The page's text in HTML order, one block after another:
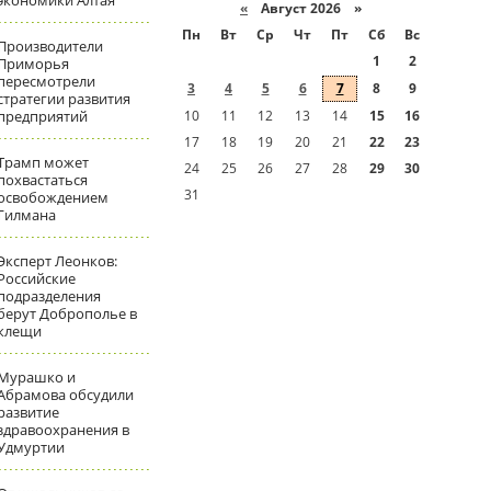
развития
может
Леонков:
Доброполье в
и
обсудили
в
« Август 2026 »
Пн
Вт Ср Чт Пт Сб
Вс
1
2
3
4 5 6 7 8
9
10
11 12 13 14 15
16
17
18 19 20 21 22
23
24
25 26 27 28 29
30
31